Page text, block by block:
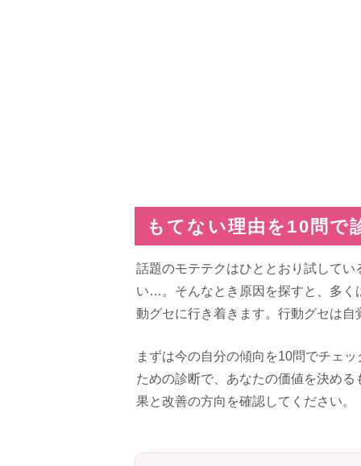
もてない理由を10問で
話題のモテテクはひととおり試して
い…。そんなとき原因を探すと、多く
動グセに行き着きます。行動グセは自
まずは今の自分の傾向を10問でチェ
ための診断で、あなたの価値を決め
果と改善の方向を確認してください。